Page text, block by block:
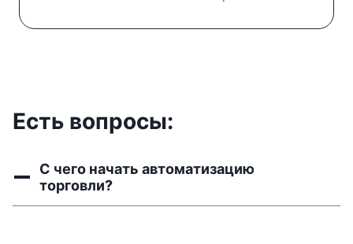
Есть вопросы:
С чего начать автоматизацию
торговли?